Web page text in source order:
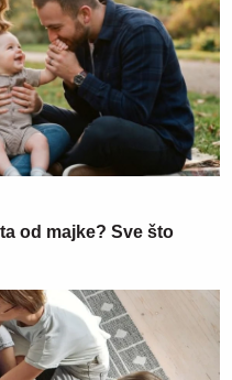
od majke? Sve što